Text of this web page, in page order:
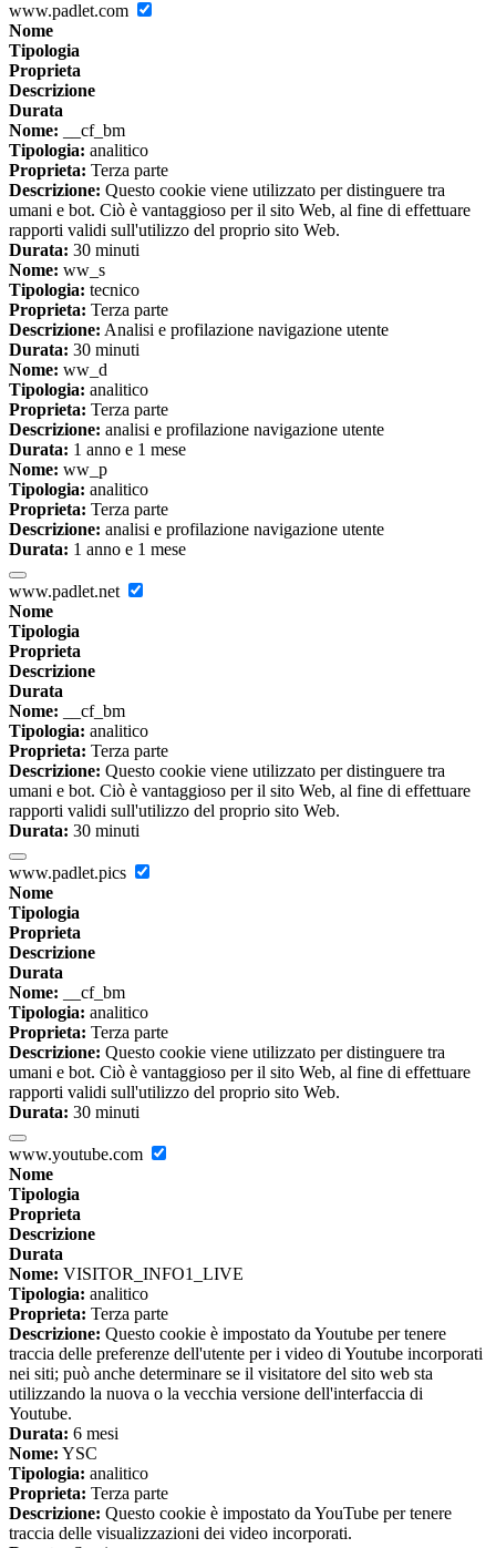
www.padlet.com
Nome
Tipologia
Proprieta
Descrizione
Durata
Nome: __cf_bm
Tipologia: analitico
Proprieta: Terza parte
Descrizione: Questo cookie viene utilizzato per distinguere tra
umani e bot. Ciò è vantaggioso per il sito Web, al fine di effettuare
rapporti validi sull'utilizzo del proprio sito Web.
Durata: 30 minuti
Nome: ww_s
Tipologia: tecnico
Proprieta: Terza parte
Descrizione: Analisi e profilazione navigazione utente
Durata: 30 minuti
Nome: ww_d
Tipologia: analitico
Proprieta: Terza parte
Descrizione: analisi e profilazione navigazione utente
Durata: 1 anno e 1 mese
Nome: ww_p
Tipologia: analitico
Proprieta: Terza parte
Descrizione: analisi e profilazione navigazione utente
Durata: 1 anno e 1 mese
www.padlet.net
Nome
Tipologia
Proprieta
Descrizione
Durata
Nome: __cf_bm
Tipologia: analitico
Proprieta: Terza parte
Descrizione: Questo cookie viene utilizzato per distinguere tra
umani e bot. Ciò è vantaggioso per il sito Web, al fine di effettuare
rapporti validi sull'utilizzo del proprio sito Web.
Durata: 30 minuti
www.padlet.pics
Nome
Tipologia
Proprieta
Descrizione
Durata
Nome: __cf_bm
Tipologia: analitico
Proprieta: Terza parte
Descrizione: Questo cookie viene utilizzato per distinguere tra
umani e bot. Ciò è vantaggioso per il sito Web, al fine di effettuare
rapporti validi sull'utilizzo del proprio sito Web.
Durata: 30 minuti
www.youtube.com
Nome
Tipologia
Proprieta
Descrizione
Durata
Nome: VISITOR_INFO1_LIVE
Tipologia: analitico
Proprieta: Terza parte
Descrizione: Questo cookie è impostato da Youtube per tenere
traccia delle preferenze dell'utente per i video di Youtube incorporati
nei siti; può anche determinare se il visitatore del sito web sta
utilizzando la nuova o la vecchia versione dell'interfaccia di
Youtube.
Durata: 6 mesi
Nome: YSC
Tipologia: analitico
Proprieta: Terza parte
Descrizione: Questo cookie è impostato da YouTube per tenere
traccia delle visualizzazioni dei video incorporati.